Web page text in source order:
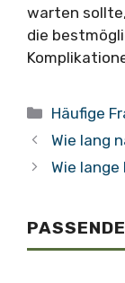
warten
die
Häufige
Wie lang
Wie